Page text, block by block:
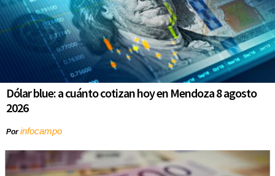
Dólar blue: a cuánto cotizan hoy en Mendoza 8 agosto
2026
Porinfocampo